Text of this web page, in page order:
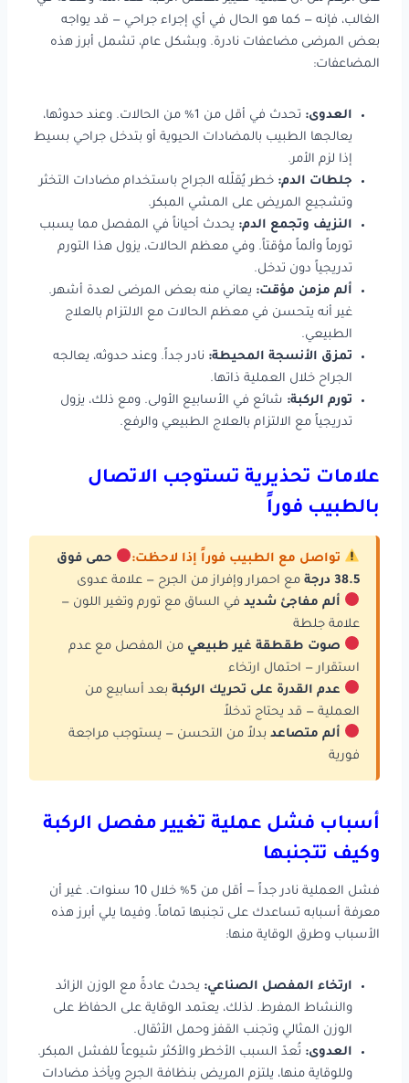
الغالب، فإنه — كما هو الحال في أي إجراء جراحي — قد يواجه
بعض المرضى مضاعفات نادرة. وبشكل عام، تشمل أبرز هذه
المضاعفات:
العدوى:
تحدث في أقل من 1% من الحالات. وعند حدوثها،
يعالجها الطبيب بالمضادات الحيوية أو بتدخل جراحي بسيط
إذا لزم الأمر.
جلطات الدم: خطر يُقلّله الجراح باستخدام مضادات التخثر
وتشجيع المريض على المشي المبكر.
النزيف وتجمع الدم: يحدث أحياناً في المفصل مما يسبب
تورماً وألماً مؤقتاً. وفي معظم الحالات، يزول هذا التورم
تدريجياً دون تدخل.
ألم مزمن مؤقت: يعاني منه بعض المرضى لعدة أشهر.
غير أنه يتحسن في معظم الحالات مع الالتزام بالعلاج
الطبيعي.
تمزق الأنسجة المحيطة: نادر جداً. وعند حدوثه، يعالجه
الجراح خلال العملية ذاتها.
تورم الركبة: شائع في الأسابيع الأولى. ومع ذلك، يزول
تدريجياً مع الالتزام بالعلاج الطبيعي والرفع.
علامات تحذيرية تستوجب الاتصال
بالطبيب فوراً
تواصل مع الطبيب فوراً إذا لاحظت:
حمى فوق
38.5 درجة
مع احمرار وإفراز من الجرح — علامة عدوى
ألم مفاجئ شديد في الساق مع تورم وتغير اللون —
علامة جلطة
صوت طقطقة غير طبيعي من المفصل مع عدم
استقرار — احتمال ارتخاء
عدم القدرة على تحريك الركبة بعد أسابيع من
العملية — قد يحتاج تدخلاً
ألم متصاعد بدلاً من التحسن — يستوجب مراجعة
فورية
أسباب فشل عملية تغيير مفصل الركبة
وكيف تتجنبها
فشل العملية نادر جداً — أقل من 5% خلال 10 سنوات. غير أن
معرفة أسبابه تساعدك على تجنبها تماماً. وفيما يلي أبرز هذه
الأسباب وطرق الوقاية منها:
ارتخاء المفصل الصناعي: يحدث عادةً مع الوزن الزائد
والنشاط المفرط. لذلك، يعتمد الوقاية على الحفاظ على
الوزن المثالي وتجنب القفز وحمل الأثقال.
العدوى: تُعدّ السبب الأخطر والأكثر شيوعاً للفشل المبكر.
وللوقاية منها، يلتزم المريض بنظافة الجرح ويأخذ مضادات